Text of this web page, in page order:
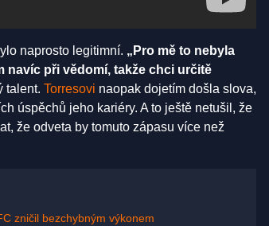
naprosto legitimní. „Pro mě to nebyla
navíc při vědomí, takže chci určitě
talent. Torresovi naopak dojetím došla slova,
úspěchů jeho kariéry. A to ještě netušil, že
že odveta by tomuto zápasu více než
zničil bezchybným výkonem